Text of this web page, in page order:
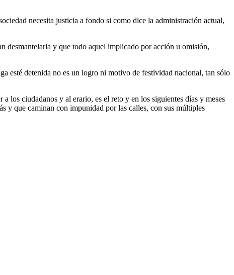
necesita justicia a fondo si como dice la administración actual,
desmantelarla y que todo aquel implicado por acción u omisión,
esté detenida no es un logro ni motivo de festividad nacional, tan sólo
los ciudadanos y al erario, es el reto y en los siguientes días y meses
y que caminan con impunidad por las calles, con sus múltiples